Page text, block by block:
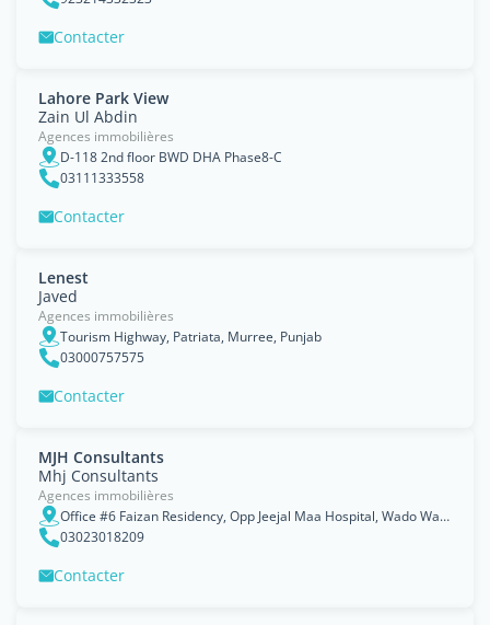
Contacter
Lahore Park View
Zain Ul Abdin
Agences immobilières
D-118 2nd floor BWD DHA Phase8-C
03111333558
Contacter
Lenest
Javed
Agences immobilières
Tourism Highway, Patriata, Murree, Punjab
03000757575
Contacter
MJH Consultants
Mhj Consultants
Agences immobilières
Office #6 Faizan Residency, Opp Jeejal Maa Hospital, Wado Wah, Qasimabad, Hyderabad, Sindh, Karachi
03023018209
Contacter